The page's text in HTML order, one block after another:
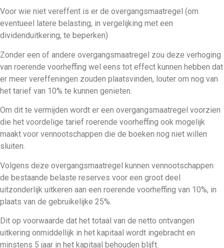
Voor wie niet vereffent is er de overgangsmaatregel (om
eventueel latere belasting, in vergelijking met een
dividenduitkering, te beperken)
Zonder een of andere overgangsmaatregel zou deze verhoging
van roerende voorheffing wel eens tot effect kunnen hebben dat
er meer vereffeningen zouden plaatsvinden, louter om nog van
het tarief van 10% te kunnen genieten.
Om dit te vermijden wordt er een overgangsmaatregel voorzien
die het voordelige tarief roerende voorheffing ook mogelijk
maakt voor vennootschappen die de boeken nog niet willen
sluiten.
Volgens deze overgangsmaatregel kunnen vennootschappen
de bestaande belaste reserves voor een groot deel
uitzonderlijk uitkeren aan een roerende voorheffing van 10%, in
plaats van de gebruikelijke 25%.
Dit op voorwaarde dat het totaal van de netto ontvangen
uitkering onmiddellijk in het kapitaal wordt ingebracht en
minstens 5 jaar in het kapitaal behouden blijft.